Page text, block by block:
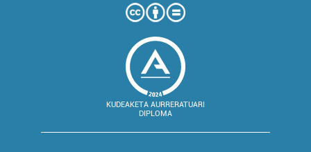
KUDEAKETA AURRERATUARI
DIPLOMA